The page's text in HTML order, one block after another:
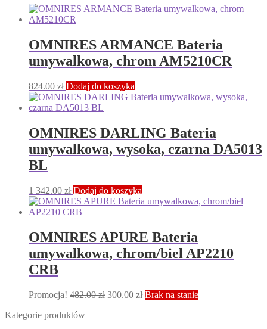
OMNIRES ARMANCE Bateria
umywalkowa, chrom AM5210CR
824.00 zł Dodaj do koszyka
OMNIRES DARLING Bateria
umywalkowa, wysoka, czarna DA5013
BL
1 342.00 zł Dodaj do koszyka
OMNIRES APURE Bateria
umywalkowa, chrom/biel AP2210
CRB
Promocja! 482.00zł Pierwotna
300.00 złAktualna
Brak na stanie
Kategorie produktów